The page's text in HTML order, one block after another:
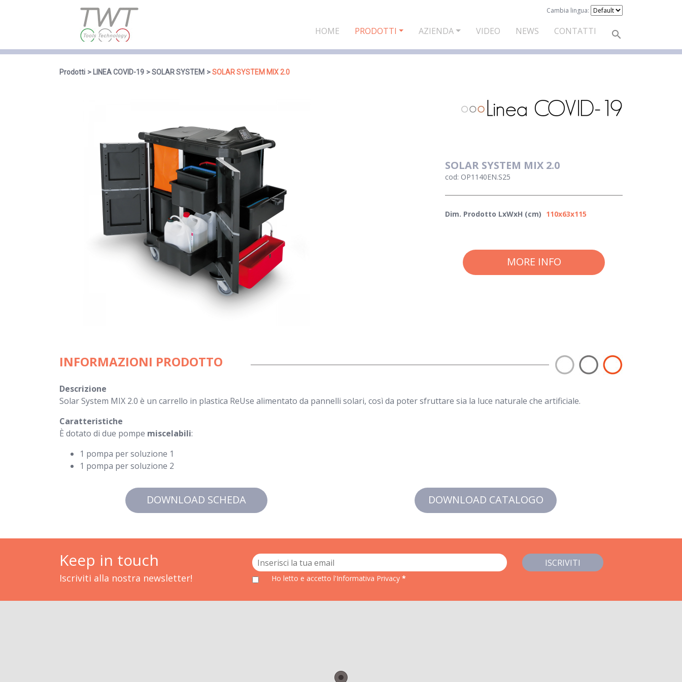
Cambia lingua:
HOME PRODOTTI AZIENDA VIDEO NEWS CONTATTI
Prodotti LINEA COVID-19 SOLAR SYSTEM SOLAR SYSTEM MIX 2.0
SOLAR SYSTEM MIX 2.0
cod: OP1140EN.S25
Dim. Prodotto LxWxH (cm) 110x63x115
MORE INFO
INFORMAZIONI PRODOTTO
Descrizione
Solar System MIX 2.0 è un carrello in plastica ReUse alimentato da pannelli solari, così da poter sfruttare sia la luce naturale che artificiale.
Caratteristiche
È dotato di due pompe miscelabili:
1 pompa per soluzione 1
1 pompa per soluzione 2
DOWNLOAD SCHEDA DOWNLOAD CATALOGO
Keep in touch
Iscriviti alla nostra newsletter!
ISCRIVITI
Ho letto e accetto l'Informativa Privacy *